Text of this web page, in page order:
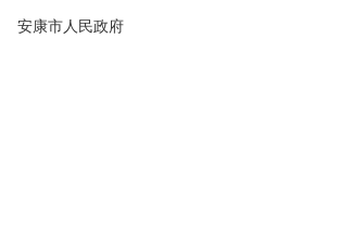
安康市人民政府